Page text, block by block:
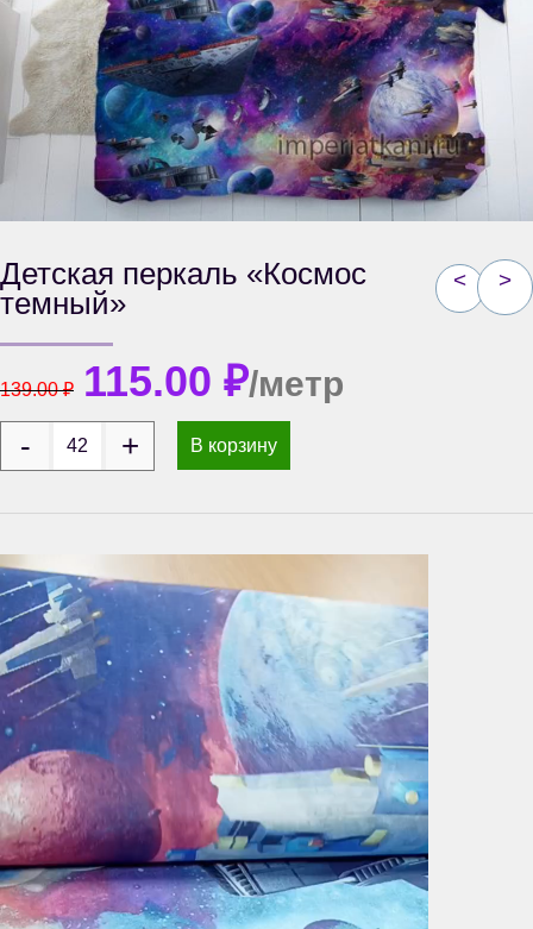
< >
Детская перкаль «Космос
темный»
139.00₽ 115.00 ₽/метр
В корзину
Видеоплеер